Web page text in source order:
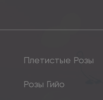
Плетистые Розы
Розы Гийо